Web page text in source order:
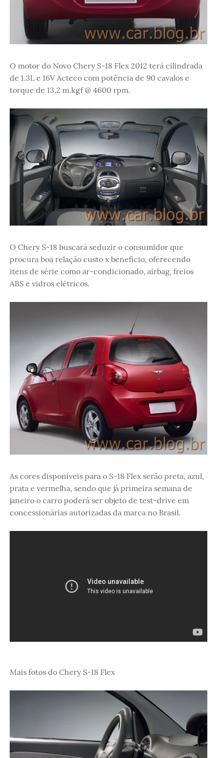
O motor do Novo Chery S-18 Flex 2012 terá cilindrada
de 1.3L e 16V Acteco com potência de 90 cavalos e
torque de 13,2 m.kgf @ 4600 rpm.
O Chery S-18 buscará seduzir o consumidor que
procura boa relação custo x benefício, oferecendo
itens de série como ar-condicionado, airbag, freios
ABS e vidros elétricos.
As cores disponíveis para o S-18 Flex serão preta, azul,
prata e vermelha, sendo que já primeira semana de
janeiro o carro poderá ser objeto de test-drive em
concessionárias autorizadas da marca no Brasil.
Mais fotos do Chery S-18 Flex